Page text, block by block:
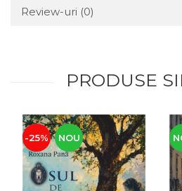
Review-uri (0)
PRODUSE
-25% NOU